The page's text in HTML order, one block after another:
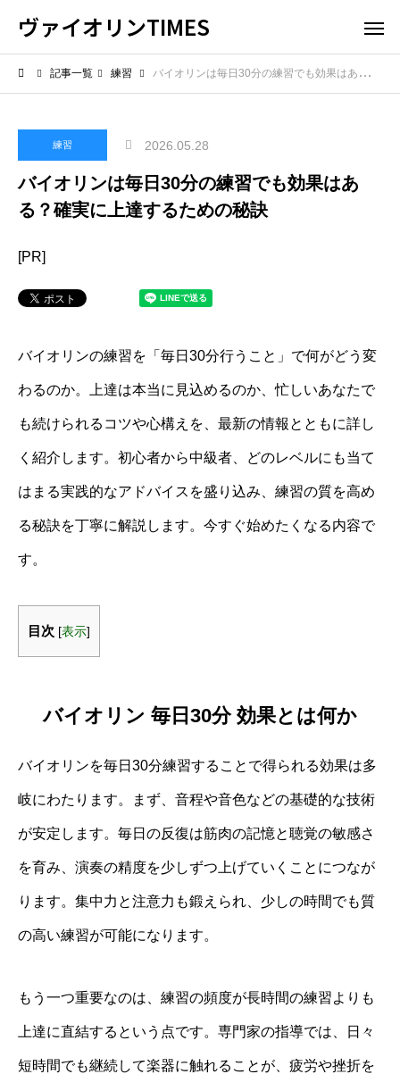
ヴァイオリンTIMES
記事一覧 練習 バイオリンは毎日30分の練習でも効果はある？確実に上達するための秘訣
練習 2026.05.28
バイオリンは毎日30分の練習でも効果はあ
る？確実に上達するための秘訣
[PR]
バイオリンの練習を「毎日30分行うこと」で何がどう変
わるのか。上達は本当に見込めるのか、忙しいあなたで
も続けられるコツや心構えを、最新の情報とともに詳し
く紹介します。初心者から中級者、どのレベルにも当て
はまる実践的なアドバイスを盛り込み、練習の質を高め
る秘訣を丁寧に解説します。今すぐ始めたくなる内容で
す。
目次 [表示]
バイオリン 毎日30分 効果とは何か
バイオリンを毎日30分練習することで得られる効果は多
岐にわたります。まず、音程や音色などの基礎的な技術
が安定します。毎日の反復は筋肉の記憶と聴覚の敏感さ
を育み、演奏の精度を少しずつ上げていくことにつなが
ります。集中力と注意力も鍛えられ、少しの時間でも質
の高い練習が可能になります。
もう一つ重要なのは、練習の頻度が長時間の練習よりも
上達に直結するという点です。専門家の指導では、日々
短時間でも継続して楽器に触れることが、疲労や挫折を